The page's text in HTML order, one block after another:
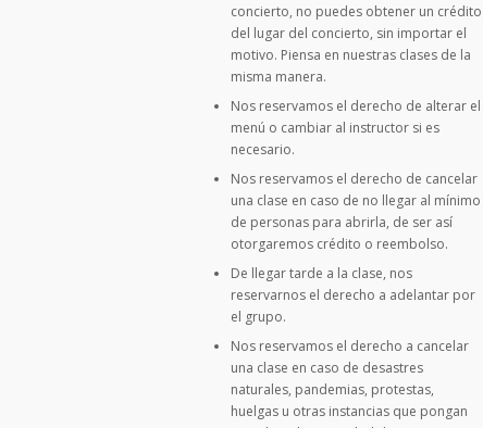
concierto, no puedes obtener un crédito
del lugar del concierto, sin importar el
motivo. Piensa en nuestras clases de la
misma manera.
Nos reservamos el derecho de alterar el
menú o cambiar al instructor si es
necesario.
Nos reservamos el derecho de cancelar
una clase en caso de no llegar al mínimo
de personas para abrirla, de ser así
otorgaremos crédito o reembolso.
De llegar tarde a la clase, nos
reservarnos el derecho a adelantar por
el grupo.
Nos reservamos el derecho a cancelar
una clase en caso de desastres
naturales, pandemias, protestas,
huelgas u otras instancias que pongan